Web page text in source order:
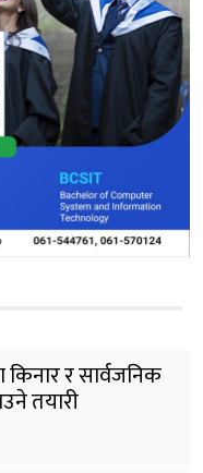
किनार र सार्वजनिक
तयारी